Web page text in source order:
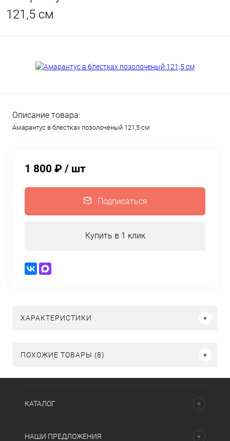
121,5 см
Описание товара:
Амарантус в блестках позолоченый 121,5 см
1 800 ₽ / шт
Подписаться
Купить в 1 клик
ХАРАКТЕРИСТИКИ
ПОХОЖИЕ ТОВАРЫ (8)
КАТАЛОГ
НАШИ ПРЕДЛОЖЕНИЯ